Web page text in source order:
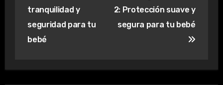
entradas
tranquilidad y
seguridad para tu
bebé
2: Protección suave y
segura para tu bebé